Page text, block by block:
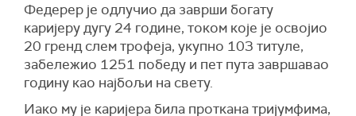
Федерер је одлучио да заврши богату
каријеру дугу 24 године, током које је освојио
20 гренд слем трофеја, укупно 103 титуле,
забележио 1251 победу и пет пута завршавао
годину као најбољи на свету.
Иако му је каријера била проткана тријумфима,